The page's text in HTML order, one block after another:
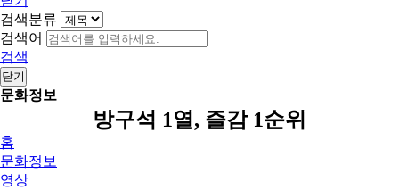
검색분류
검색어
검색
닫기
문화정보
방구석 1열, 즐감 1순위
홈
문화정보
영상